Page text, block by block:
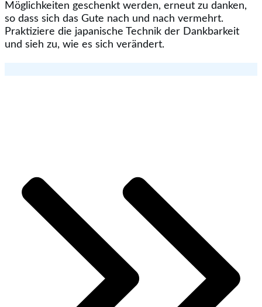
Möglichkeiten geschenkt werden, erneut zu danken,
so dass sich das Gute nach und nach vermehrt.
Praktiziere die japanische Technik der Dankbarkeit
und sieh zu, wie es sich verändert.